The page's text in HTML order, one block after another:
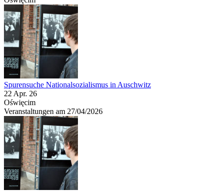
Spurensuche Nationalsozialismus in Auschwitz
22 Apr. 26
Oświęcim
Veranstaltungen am 27/04/2026